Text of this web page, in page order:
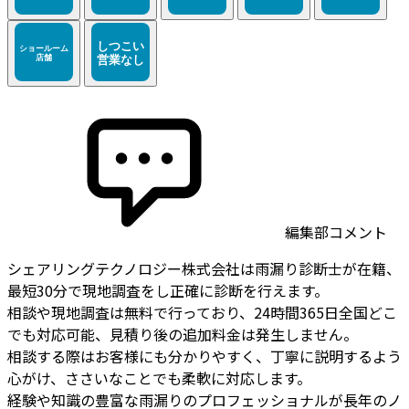
編集部コメント
シェアリングテクノロジー株式会社は雨漏り診断士が在籍、
最短30分で現地調査をし正確に診断を行えます。
相談や現地調査は無料で行っており、24時間365日全国どこ
でも対応可能、見積り後の追加料金は発生しません。
相談する際はお客様にも分かりやすく、丁寧に説明するよう
心がけ、ささいなことでも柔軟に対応します。
経験や知識の豊富な雨漏りのプロフェッショナルが長年のノ